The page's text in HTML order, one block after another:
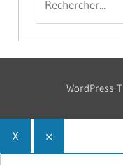
WordPress
X ×